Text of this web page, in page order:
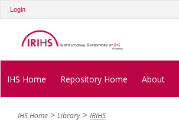
Login
IHS Home Repository Home About
IHS Home Library IRIHS